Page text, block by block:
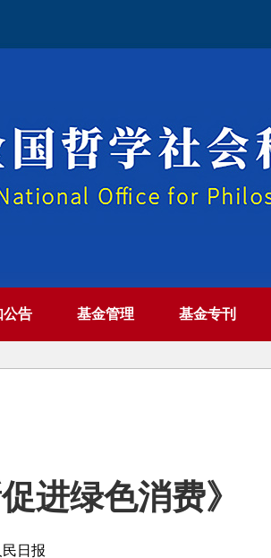
公告 基金管理 基金专刊
进绿色消费》
民日报